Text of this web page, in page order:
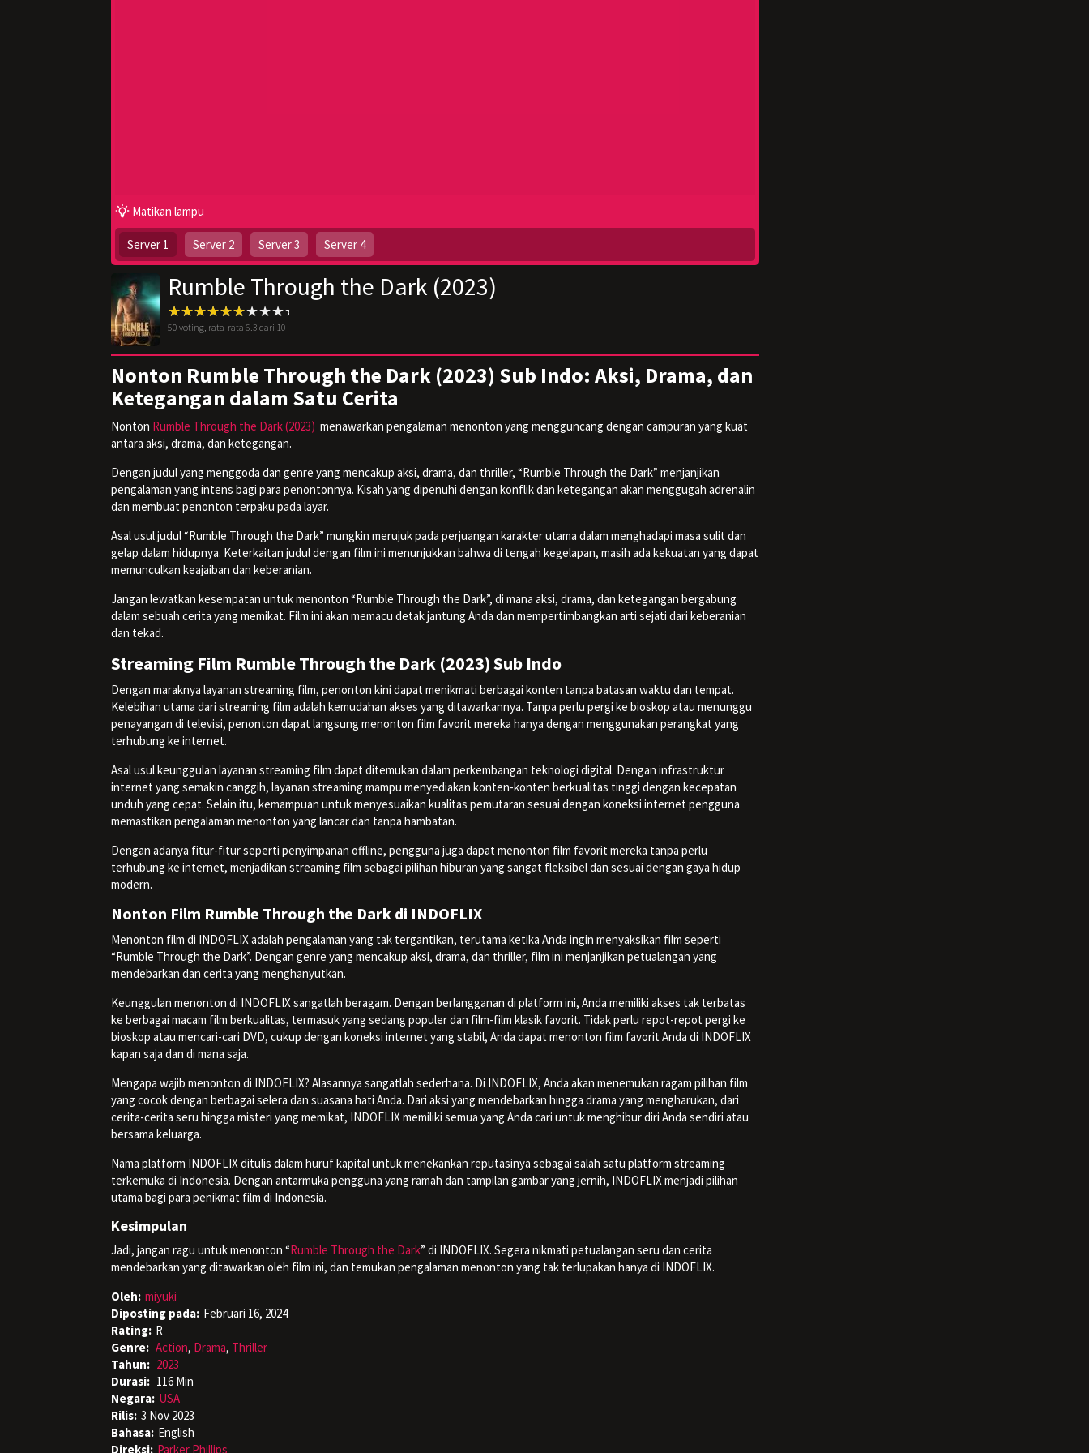
Matikan lampu
Server 1 Server 2 Server 3 Server 4
Rumble Through the Dark (2023)
50 voting, rata-rata 6.3 dari 10
Nonton Rumble Through the Dark (2023) Sub Indo: Aksi, Drama, dan
Ketegangan dalam Satu Cerita
Nonton Rumble Through the Dark (2023) menawarkan pengalaman menonton yang mengguncang dengan campuran yang kuat
antara aksi, drama, dan ketegangan.
Dengan judul yang menggoda dan genre yang mencakup aksi, drama, dan thriller, “Rumble Through the Dark” menjanjikan
pengalaman yang intens bagi para penontonnya. Kisah yang dipenuhi dengan konflik dan ketegangan akan menggugah adrenalin
dan membuat penonton terpaku pada layar.
Asal usul judul “Rumble Through the Dark” mungkin merujuk pada perjuangan karakter utama dalam menghadapi masa sulit dan
gelap dalam hidupnya. Keterkaitan judul dengan film ini menunjukkan bahwa di tengah kegelapan, masih ada kekuatan yang dapat
memunculkan keajaiban dan keberanian.
Jangan lewatkan kesempatan untuk menonton “Rumble Through the Dark”, di mana aksi, drama, dan ketegangan bergabung
dalam sebuah cerita yang memikat. Film ini akan memacu detak jantung Anda dan mempertimbangkan arti sejati dari keberanian
dan tekad.
Streaming Film Rumble Through the Dark (2023) Sub Indo
Dengan maraknya layanan streaming film, penonton kini dapat menikmati berbagai konten tanpa batasan waktu dan tempat.
Kelebihan utama dari streaming film adalah kemudahan akses yang ditawarkannya. Tanpa perlu pergi ke bioskop atau menunggu
penayangan di televisi, penonton dapat langsung menonton film favorit mereka hanya dengan menggunakan perangkat yang
terhubung ke internet.
Asal usul keunggulan layanan streaming film dapat ditemukan dalam perkembangan teknologi digital. Dengan infrastruktur
internet yang semakin canggih, layanan streaming mampu menyediakan konten-konten berkualitas tinggi dengan kecepatan
unduh yang cepat. Selain itu, kemampuan untuk menyesuaikan kualitas pemutaran sesuai dengan koneksi internet pengguna
memastikan pengalaman menonton yang lancar dan tanpa hambatan.
Dengan adanya fitur-fitur seperti penyimpanan offline, pengguna juga dapat menonton film favorit mereka tanpa perlu
terhubung ke internet, menjadikan streaming film sebagai pilihan hiburan yang sangat fleksibel dan sesuai dengan gaya hidup
modern.
Nonton Film Rumble Through the Dark di INDOFLIX
Menonton film di INDOFLIX adalah pengalaman yang tak tergantikan, terutama ketika Anda ingin menyaksikan film seperti
“Rumble Through the Dark”. Dengan genre yang mencakup aksi, drama, dan thriller, film ini menjanjikan petualangan yang
mendebarkan dan cerita yang menghanyutkan.
Keunggulan menonton di INDOFLIX sangatlah beragam. Dengan berlangganan di platform ini, Anda memiliki akses tak terbatas
ke berbagai macam film berkualitas, termasuk yang sedang populer dan film-film klasik favorit. Tidak perlu repot-repot pergi ke
bioskop atau mencari-cari DVD, cukup dengan koneksi internet yang stabil, Anda dapat menonton film favorit Anda di INDOFLIX
kapan saja dan di mana saja.
Mengapa wajib menonton di INDOFLIX? Alasannya sangatlah sederhana. Di INDOFLIX, Anda akan menemukan ragam pilihan film
yang cocok dengan berbagai selera dan suasana hati Anda. Dari aksi yang mendebarkan hingga drama yang mengharukan, dari
cerita-cerita seru hingga misteri yang memikat, INDOFLIX memiliki semua yang Anda cari untuk menghibur diri Anda sendiri atau
bersama keluarga.
Nama platform INDOFLIX ditulis dalam huruf kapital untuk menekankan reputasinya sebagai salah satu platform streaming
terkemuka di Indonesia. Dengan antarmuka pengguna yang ramah dan tampilan gambar yang jernih, INDOFLIX menjadi pilihan
utama bagi para penikmat film di Indonesia.
Kesimpulan
Jadi, jangan ragu untuk menonton “Rumble Through the Dark” di INDOFLIX. Segera nikmati petualangan seru dan cerita
mendebarkan yang ditawarkan oleh film ini, dan temukan pengalaman menonton yang tak terlupakan hanya di INDOFLIX.
Oleh: miyuki
Diposting pada: Februari 16, 2024
Rating: R
Genre: Action, Drama, Thriller
Tahun: 2023
Durasi: 116 Min
Negara: USA
Rilis: 3 Nov 2023
Bahasa: English
Direksi: Parker Phillips